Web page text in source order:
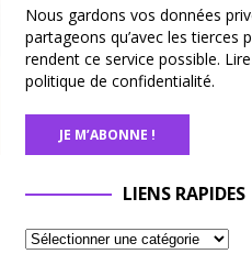
Nous gardons vos données
partageons qu’avec les tierces
rendent ce service possible.
politique de confidentialité.
LIENS RAPIDES